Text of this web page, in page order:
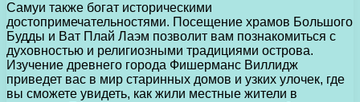
Самуи также богат историческими
достопримечательностями. Посещение храмов Большого
Будды и Ват Плай Лаэм позволит вам познакомиться с
духовностью и религиозными традициями острова.
Изучение древнего города Фишерманс Виллидж
приведет вас в мир старинных домов и узких улочек, где
вы сможете увидеть, как жили местные жители в